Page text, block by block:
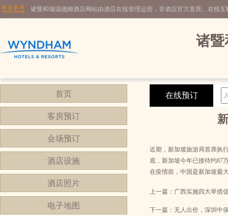
诸暨和瑞温德姆酒店网站由酒店在线管理运营，非酒店官方直营。在线
诸暨
首页
客房预订
会场预订
酒店设施
酒店照片
电子地图
在线预订
近期，新加坡旅游局首席执
底，新加坡今年已接待约87
在疫情前，中国是新加坡最
上一篇： 广西实施四大举措
下一篇： 无人出价，深圳中